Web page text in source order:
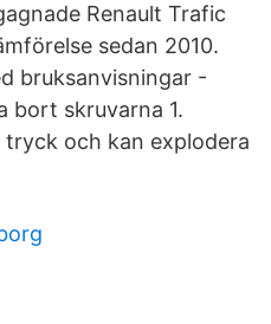
Renault Trafic
sedan 2010.
bruksanvisningar -
bort skruvarna 1.
och kan explodera